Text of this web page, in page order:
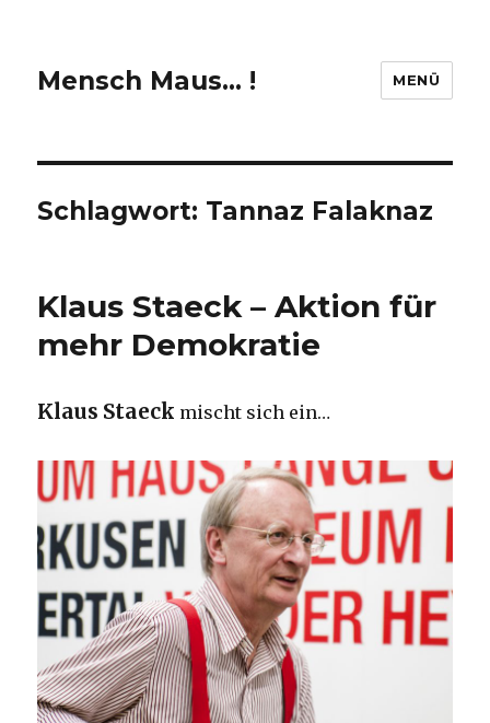
Mensch Maus… ! MENÜ
Schlagwort: Tannaz Falaknaz
Klaus Staeck – Aktion für
mehr Demokratie
Klaus Staeck mischt sich ein…